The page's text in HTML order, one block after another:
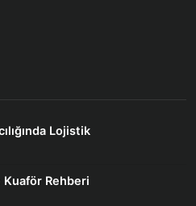
Lojistik
Kuaför Rehberi